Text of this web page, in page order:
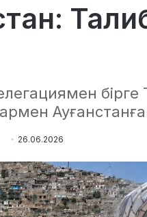
26.06.2026